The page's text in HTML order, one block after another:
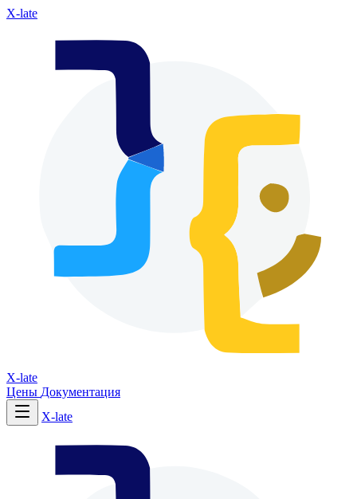
X-late
X-late
Цены Документация
X-late